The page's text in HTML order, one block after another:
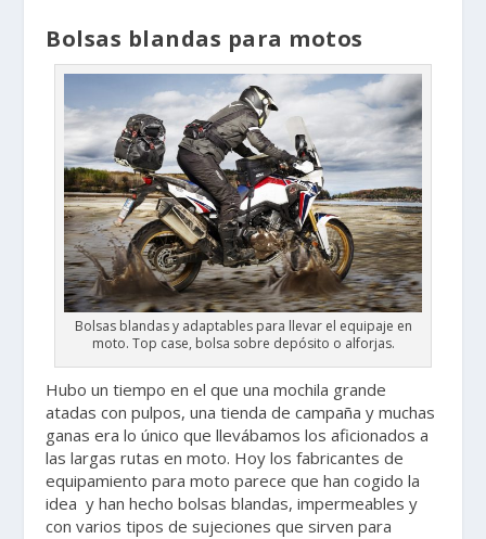
Bolsas blandas para motos
Bolsas blandas y adaptables para llevar el equipaje en
moto. Top case, bolsa sobre depósito o alforjas.
Hubo un tiempo en el que una mochila grande
atadas con pulpos, una tienda de campaña y muchas
ganas era lo único que llevábamos los aficionados a
las largas rutas en moto. Hoy los fabricantes de
equipamiento para moto parece que han cogido la
idea y han hecho bolsas blandas, impermeables y
con varios tipos de sujeciones que sirven para